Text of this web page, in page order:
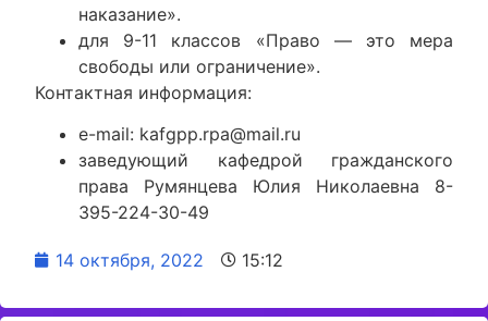
наказание».
для 9-11 классов «Право — это мера
свободы или ограничение».
Контактная информация:
e-mail: kafgpp.rpa@mail.ru
заведующий кафедрой гражданского
права Румянцева Юлия Николаевна 8-
395-224-30-49
14 октября, 2022 15:12